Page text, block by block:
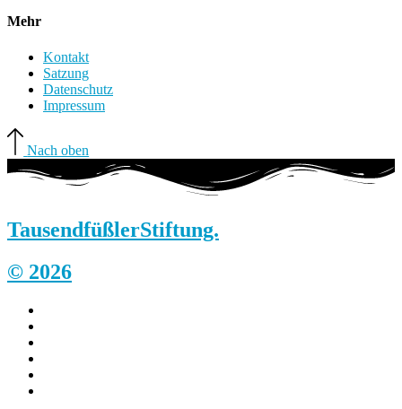
Mehr
Kontakt
Satzung
Datenschutz
Impressum
Nach oben
TausendfüßlerStiftung.
© 2026